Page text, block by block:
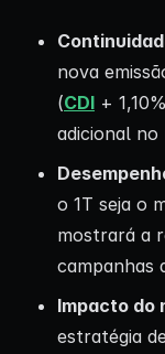
nova
(CDI +
adicional
o 1T seja o
mostrará a
campanhas
Impacto do
estratégia